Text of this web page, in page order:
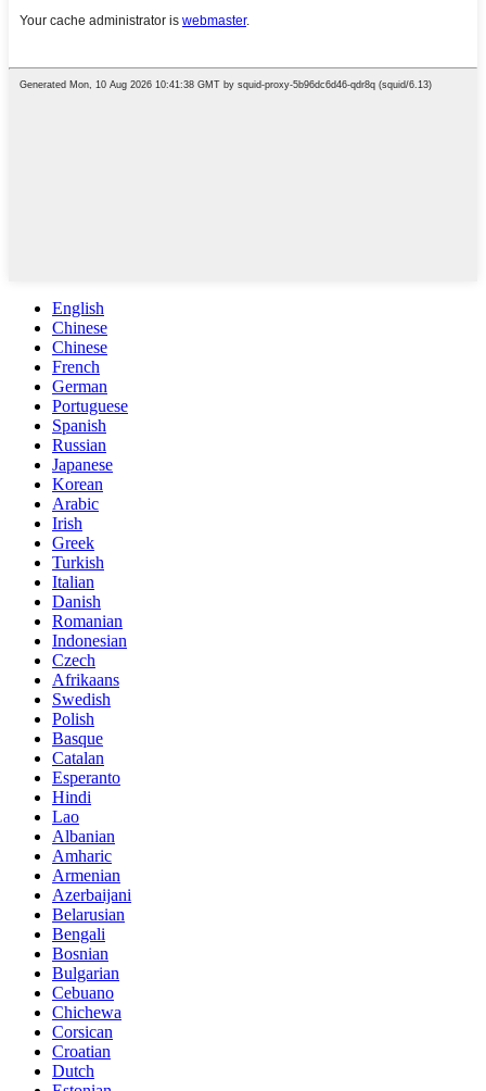
English
Chinese
Chinese
French
German
Portuguese
Spanish
Russian
Japanese
Korean
Arabic
Irish
Greek
Turkish
Italian
Danish
Romanian
Indonesian
Czech
Afrikaans
Swedish
Polish
Basque
Catalan
Esperanto
Hindi
Lao
Albanian
Amharic
Armenian
Azerbaijani
Belarusian
Bengali
Bosnian
Bulgarian
Cebuano
Chichewa
Corsican
Croatian
Dutch